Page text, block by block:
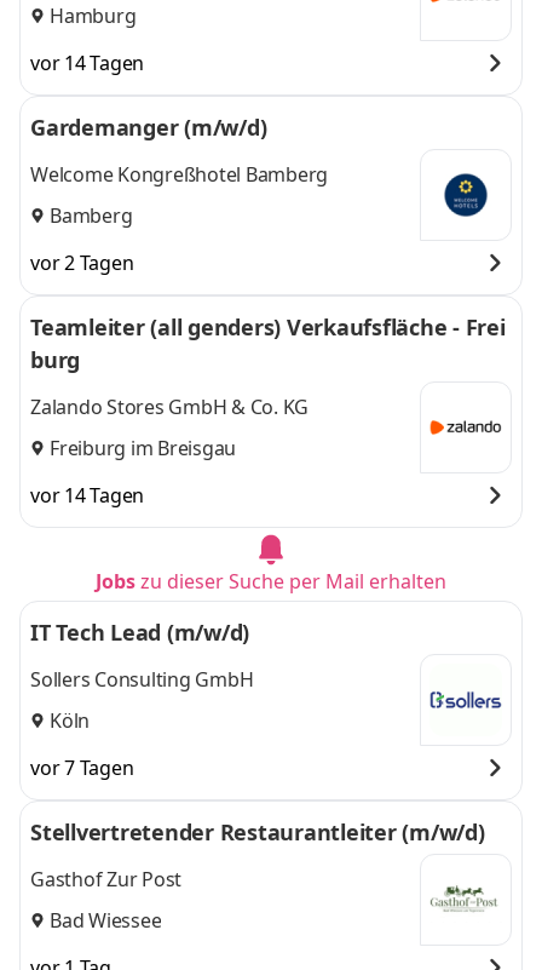
Hamburg
vor 14 Tagen
Gardemanger (m/w/d)
Welcome Kongreßhotel Bamberg
Bamberg
vor 2 Tagen
Teamleiter (all genders) Verkaufsfläche - Frei
burg
Zalando Stores GmbH & Co. KG
Freiburg im Breisgau
vor 14 Tagen
Jobszu dieser Suche per Mail erhalten
IT Tech Lead (m/w/d)
Sollers Consulting GmbH
Köln
vor 7 Tagen
Stellvertretender Restaurantleiter (m/w/d)
Gasthof Zur Post
Bad Wiessee